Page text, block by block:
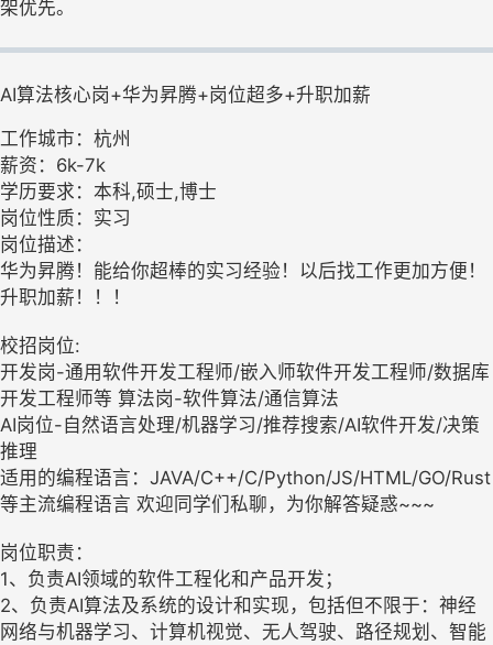
架优先。
AI算法核心岗+华为昇腾+岗位超多+升职加薪
工作城市：杭州
薪资：6k-7k
学历要求：本科,硕士,博士
岗位性质：实习
岗位描述：
华为昇腾！能给你超棒的实习经验！以后找工作更加方便！
升职加薪！！！
校招岗位:
开发岗-通用软件开发工程师/嵌入师软件开发工程师/数据库
开发工程师等 算法岗-软件算法/通信算法
AI岗位-自然语言处理/机器学习/推荐搜索/AI软件开发/决策
推理
适用的编程语言：JAVA/C++/C/Python/JS/HTML/GO/Rust
等主流编程语言 欢迎同学们私聊，为你解答疑惑~~~
岗位职责：
1、负责AI领域的软件工程化和产品开发；
2、负责AI算法及系统的设计和实现，包括但不限于：神经
网络与机器学习、计算机视觉、无人驾驶、路径规划、智能